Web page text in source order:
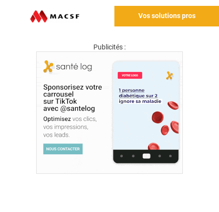
Vos solutions pros
Publicités :